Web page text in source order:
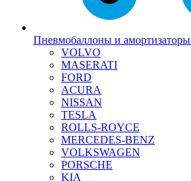
Пневмобаллоны и амортизаторы
VOLVO
MASERATI
FORD
ACURA
NISSAN
TESLA
ROLLS-ROYCE
MERCEDES-BENZ
VOLKSWAGEN
PORSCHE
KIA